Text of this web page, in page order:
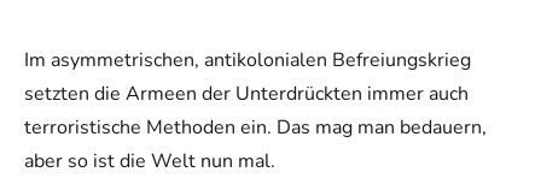
Im asymmetrischen, antikolonialen Befreiungskrieg
setzten die Armeen der Unterdrückten immer auch
terroristische Methoden ein. Das mag man bedauern,
aber so ist die Welt nun mal.